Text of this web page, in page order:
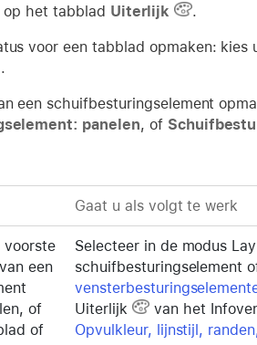
het tabblad Uiterlijk .
voor een tabblad opmaken:
een schuifbesturingselement
panelen, of
Gaat u als volgt te werk
voorste
een
of
of
Selecteer in de modus
schuifbesturingselement
Uiterlijk
van het
Opvulkleur, lijnstijl,